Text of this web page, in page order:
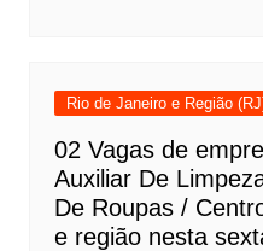
Rio de Janeiro e Região
02 Vagas de
Auxiliar De
De Roupas /
e região nesta